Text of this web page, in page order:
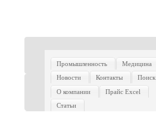
Промышленность
Медицина
Новости
Контакты
Поиск
О компании
Прайс Excel
Статьи